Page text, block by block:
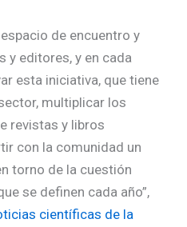
de encuentro y
y editores, y en cada
esta iniciativa, que tiene
multiplicar los
revistas y libros
con la comunidad un
torno de la cuestión
se definen cada año”,
científicas de la